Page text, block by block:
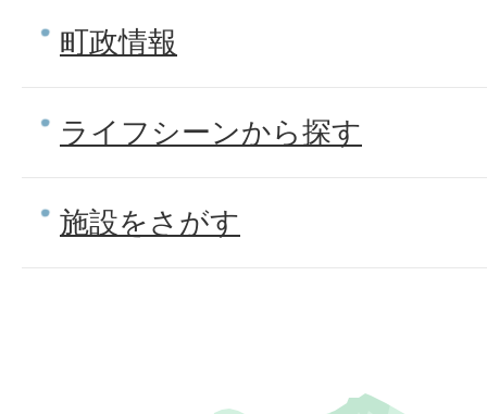
町政情報
ライフシーンから探す
施設をさがす